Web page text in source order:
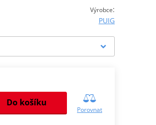
Výrobce:
PUIG
Do košíku
Porovnat